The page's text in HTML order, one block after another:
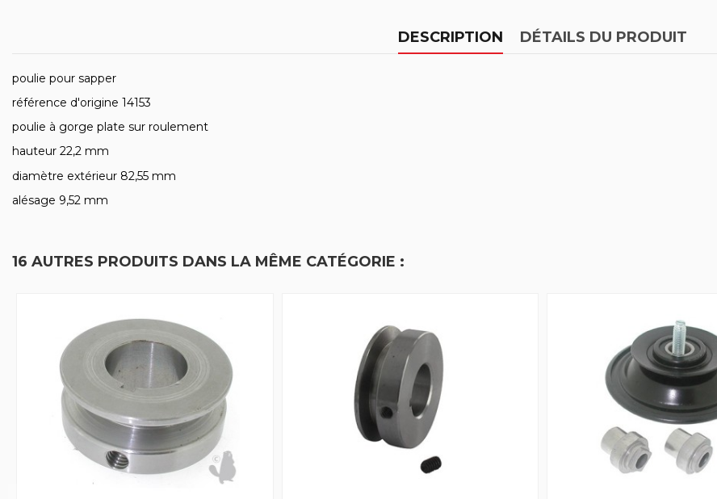
DESCRIPTION DÉTAILS DU PRODUIT
poulie pour sapper
référence d'origine 14153
poulie à gorge plate sur roulement
hauteur 22,2 mm
diamètre extérieur 82,55 mm
alésage 9,52 mm
16 AUTRES PRODUITS DANS LA MÊME CATÉGORIE :